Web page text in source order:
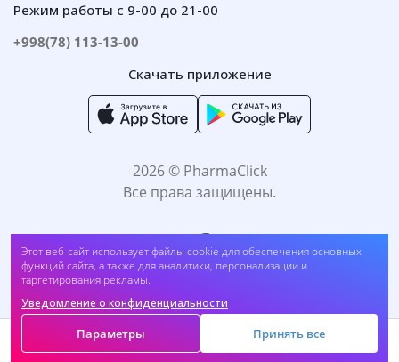
Этот веб-сайт использует файлы cookie для обеспечения основных
функций сайта, а также для аналитики, персонализации и
таргетирования рекламы.
Уведомление о конфиденциальности
Параметры Принять все
(##sprt4)
41 200UZS
Режим работы с 9-00 до 21-00
+998(78) 113-13-00
Скачать приложение
2026 © PharmaClick
Все права защищены.
Принимаем к оплате: